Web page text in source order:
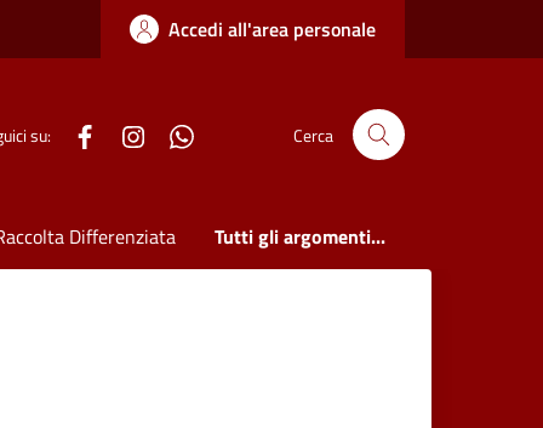
Accedi all'area personale
su: Cerca
Differenziata Tutti gli argomenti...